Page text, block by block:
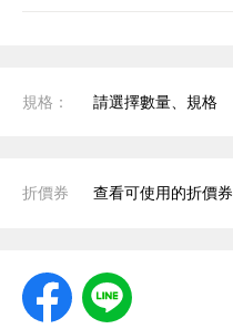
規格： 請選擇數量、規格
折價券 查看可使用的折價券